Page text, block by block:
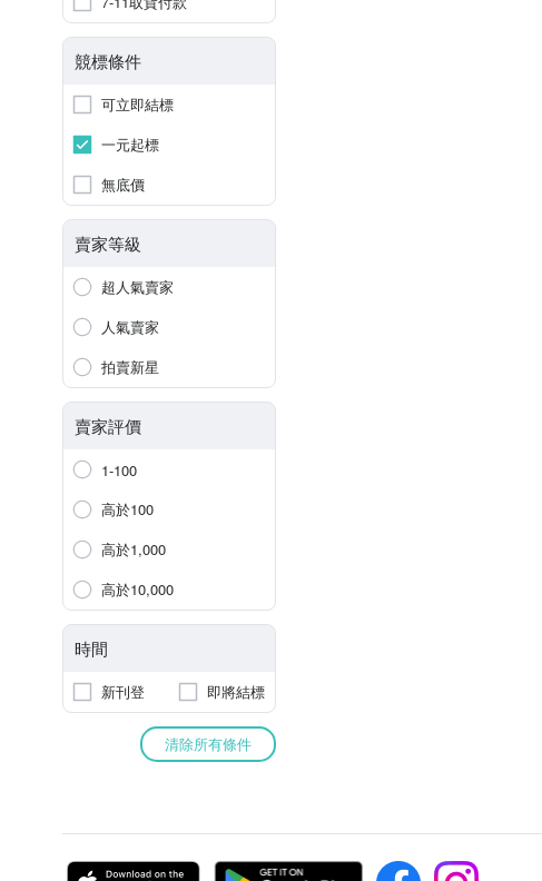
競標條件
可立即結標
一元起標
無底價
賣家等級
超人氣賣家
人氣賣家
拍賣新星
賣家評價
1-100
高於100
高於1,000
高於10,000
時間
新刊登 即將結標
清除所有條件